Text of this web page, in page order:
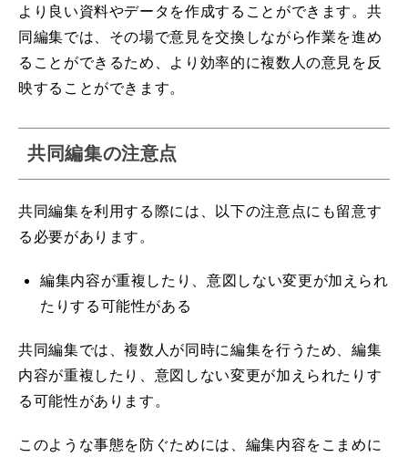
より良い資料やデータを作成することができます。共
同編集では、その場で意見を交換しながら作業を進め
ることができるため、より効率的に複数人の意見を反
映することができます。
共同編集の注意点
共同編集を利用する際には、以下の注意点にも留意す
る必要があります。
編集内容が重複したり、意図しない変更が加えられ
たりする可能性がある
共同編集では、複数人が同時に編集を行うため、編集
内容が重複したり、意図しない変更が加えられたりす
る可能性があります。
このような事態を防ぐためには、編集内容をこまめに